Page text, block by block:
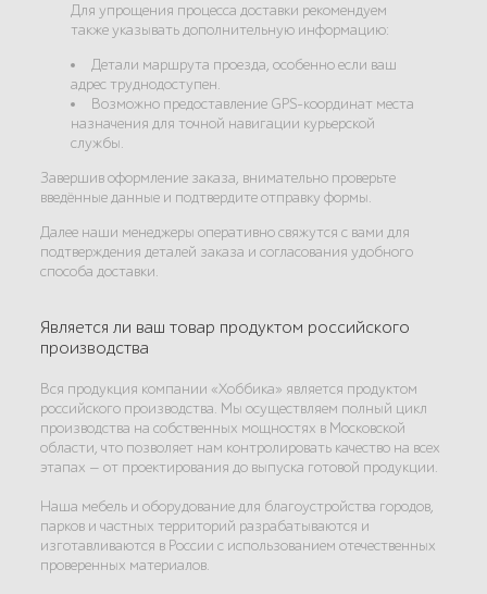
Для упрощения процесса доставки рекомендуем
также указывать дополнительную информацию:
Детали маршрута проезда, особенно если ваш
адрес труднодоступен.
Возможно предоставление GPS-координат места
назначения для точной навигации курьерской
службы.
Завершив оформление заказа, внимательно проверьте
введённые данные и подтвердите отправку формы.
Далее наши менеджеры оперативно свяжутся с вами для
подтверждения деталей заказа и согласования удобного
способа доставки.
Является ли ваш товар продуктом российского
производства
Вся продукция компании «Хоббика» является продуктом
российского производства. Мы осуществляем полный цикл
производства на собственных мощностях в Московской
области, что позволяет нам контролировать качество на всех
этапах — от проектирования до выпуска готовой продукции.
Наша мебель и оборудование для благоустройства городов,
парков и частных территорий разрабатываются и
изготавливаются в России с использованием отечественных
проверенных материалов.